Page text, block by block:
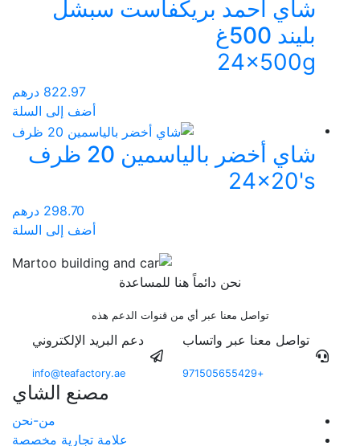
شاي أحمد بريكفاست سبشل
بليند 500غ
24x500g
822.97 درهم
أضف إلى السلة
شاي أخضر بالياسمين 20 ظرف
24x20's
298.70 درهم
أضف إلى السلة
نحن دائماً هنا للمساعدة
تواصل معنا عبر أي من قنوات الدعم هذه
تواصل معنا عبر واتساب
+971505655429
دعم البريد الإلكتروني
info@teafactory.ae
مصنع الشاي
من-نحن
علامة تجارية مخصصة